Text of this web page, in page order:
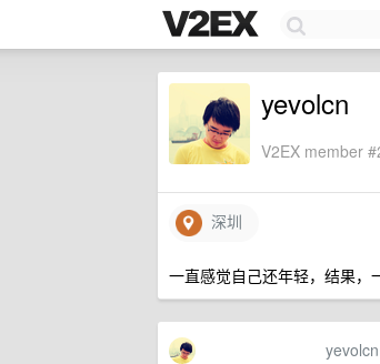
yevolcn
V2EX member
深圳
一直感觉自己还年轻，结果，
yevolcn